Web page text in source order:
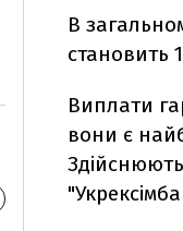
В
становить
Виплати
вони є